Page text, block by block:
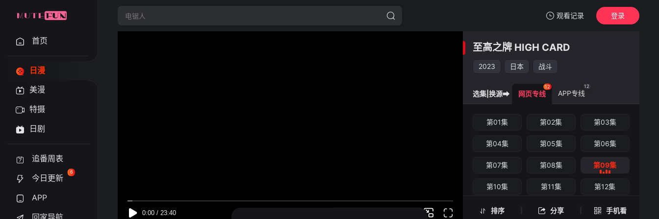
观看记录
我的观影记录
至高之牌 HIGH CARD
登录
首页
日漫
美漫
特摄
日剧
追番周表
今日更新
6
APP
回家导航
至高之牌 HIGH CARD
2023 日本 战斗
排序 分享 手机看
至高之牌 HIGH CARD -第09集
选集|换源➡ 网页专线
12
APP专线
12
第01集 第02集 第03集
第04集 第05集 第06集
第07集 第08集 第09集
第10集 第11集 第12集